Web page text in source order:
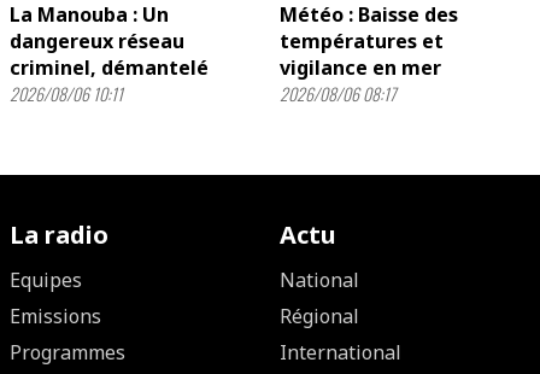
La Manouba : Un
dangereux réseau
criminel, démantelé
2026/08/06 10:11
Météo : Baisse des
températures et
vigilance en mer
2026/08/06 08:17
La radio
Equipes
Emissions
Programmes
Actu
National
Régional
International